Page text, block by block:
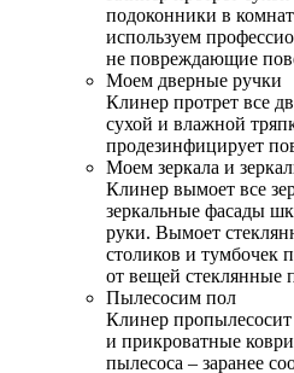
подоконники в
используем
не повреждающие
Моем дверные ручки
Клинер протрет все
сухой и влажной
продезинфицирует
Моем зеркала и
Клинер вымоет все
зеркальные фасады
руки. Вымоет
столиков и тумбочек
от вещей стеклянные
Пылесосим пол
Клинер
и прикроватные
пылесоса – заранее